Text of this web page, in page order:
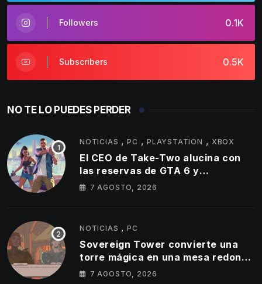
0.1K
Followers
0.5K
Subscribers
NO TE LO PUEDES PERDER
NOTICIAS ,PC ,PLAYSTATION , XBOX
El CEO de Take-Two alucina con
las reservas de GTA 6 y
actualizamos cifra de ventas de
7 AGOSTO, 2026
NOTICIAS ,PC
Sovereign Tower convierte una
torre mágica en una mesa redonda
llena de egos
7 AGOSTO, 2026